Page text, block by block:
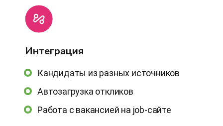
Интеграция
Кандидаты из разных источников
Автозагрузка откликов
Работа с вакансией на job-сайте